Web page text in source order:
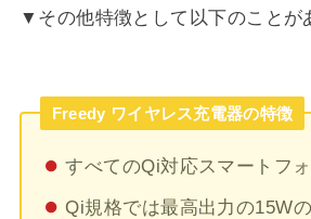
▼その他特徴として以下のことが
Freedy ワイヤレス充電器の特徴
すべてのQi対応スマートフ
Qi規格では最高出力の15W